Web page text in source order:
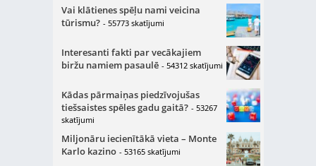
Vai klātienes spēļu nami veicina
tūrismu? - 55773 skatījumi
Interesanti fakti par vecākajiem
biržu namiem pasaulē - 54312 skatījumi
Kādas pārmaiņas piedzīvojušas
tiešsaistes spēles gadu gaitā? - 53267
skatījumi
Miljonāru iecienītākā vieta – Monte
Karlo kazino - 53165 skatījumi